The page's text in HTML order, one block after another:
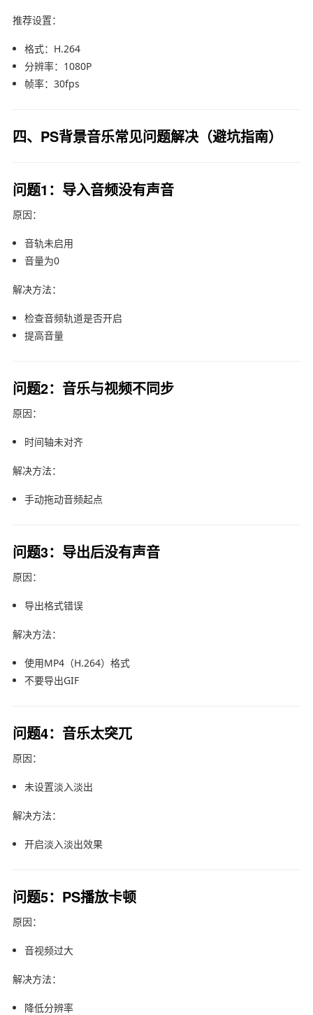
推荐设置：
格式：H.264
分辨率：1080P
帧率：30fps
四、PS背景音乐常见问题解决（避坑指南）
问题1：导入音频没有声音
原因：
音轨未启用
音量为0
解决方法：
检查音频轨道是否开启
提高音量
问题2：音乐与视频不同步
原因：
时间轴未对齐
解决方法：
手动拖动音频起点
问题3：导出后没有声音
原因：
导出格式错误
解决方法：
使用MP4（H.264）格式
不要导出GIF
问题4：音乐太突兀
原因：
未设置淡入淡出
解决方法：
开启淡入淡出效果
问题5：PS播放卡顿
原因：
音视频过大
解决方法：
降低分辨率